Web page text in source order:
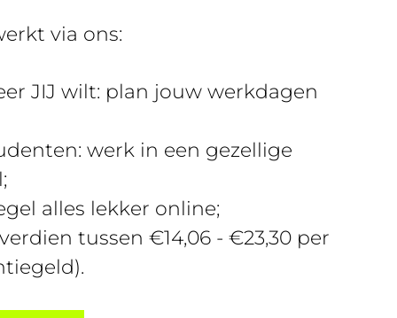
via ons:
JIJ wilt: plan jouw werkdagen
werk in een gezellige
alles lekker online;
tussen €14,06 - €23,30 per